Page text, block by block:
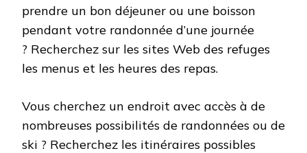
prendre un bon déjeuner ou une boisson
pendant votre randonnée d’une journée
? Recherchez sur les sites Web des refuges
les menus et les heures des repas.
Vous cherchez un endroit avec accès à de
nombreuses possibilités de randonnées ou de
ski ? Recherchez les itinéraires possibles